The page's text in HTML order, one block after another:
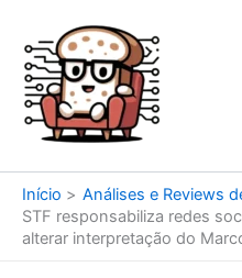
conteúdo
Início
Análises e Reviews
STF responsabiliza redes
alterar interpretação do